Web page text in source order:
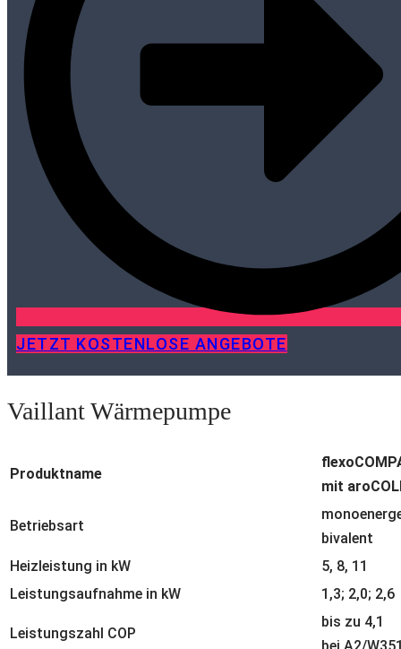
JETZT KOSTENLOSE ANGEBOTE
Vaillant Wärmepumpe
Produktname
mit
Betriebsart
bivalent
Heizleistung in kW
5, 8, 11
Leistungsaufnahme in kW
1,3; 2,0; 2,6
Leistungszahl COP
bis zu 4,1